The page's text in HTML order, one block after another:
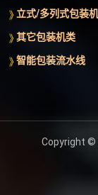
立式/多列式包装机
其它包装机类
智能包装流水线
Copyright